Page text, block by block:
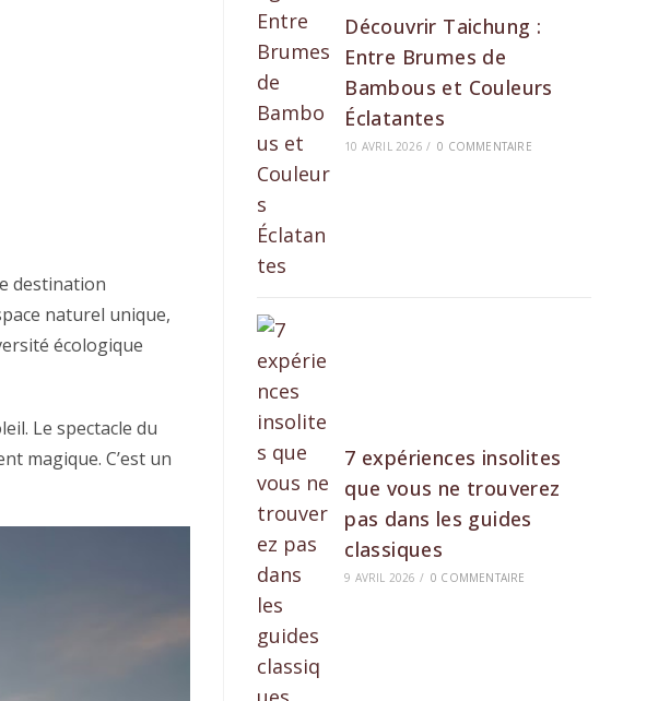
destination
naturel unique,
écologique
Le spectacle du
magique. C’est un
Découvrir Taichung :
Entre Brumes de
Bambous et Couleurs
Éclatantes
10 AVRIL 2026 / 0 COMMENTAIRE
7 expériences insolites
que vous ne trouverez
pas dans les guides
classiques
9 AVRIL 2026 / 0 COMMENTAIRE